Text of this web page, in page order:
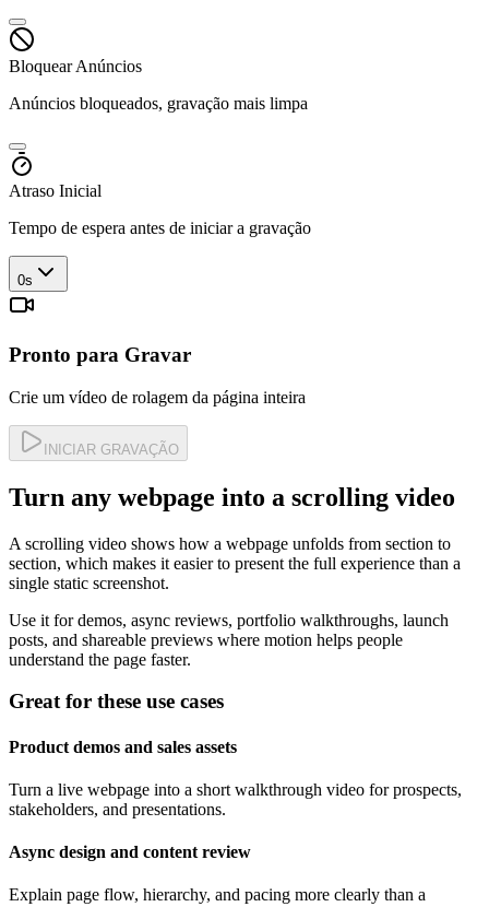
Bloquear Anúncios
Anúncios bloqueados, gravação mais limpa
Atraso Inicial
Tempo de espera antes de iniciar a gravação
0s
Pronto para Gravar
Crie um vídeo de rolagem da página inteira
INICIAR GRAVAÇÃO
Turn any webpage into a scrolling video
A scrolling video shows how a webpage unfolds from section to
section, which makes it easier to present the full experience than a
single static screenshot.
Use it for demos, async reviews, portfolio walkthroughs, launch
posts, and shareable previews where motion helps people
understand the page faster.
Great for these use cases
Product demos and sales assets
Turn a live webpage into a short walkthrough video for prospects,
stakeholders, and presentations.
Async design and content review
Explain page flow, hierarchy, and pacing more clearly than a